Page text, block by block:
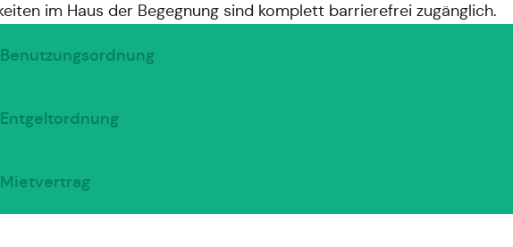
im Haus der Begegnung sind komplett barrierefrei zugänglich.